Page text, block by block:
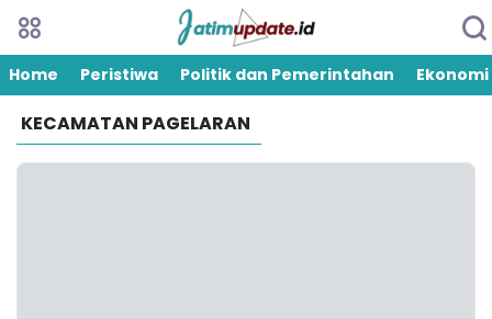
Home Peristiwa Politik dan Pemerintahan Ekonomi
KECAMATAN PAGELARAN